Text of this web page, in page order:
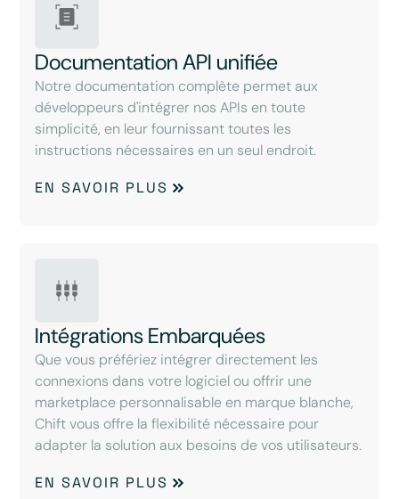
Documentation API unifiée
Notre documentation complète permet aux
développeurs d'intégrer nos APIs en toute
simplicité, en leur fournissant toutes les
instructions nécessaires en un seul endroit.
EN SAVOIR PLUS
Intégrations Embarquées
Que vous préfériez intégrer directement les
connexions dans votre logiciel ou offrir une
marketplace personnalisable en marque blanche,
Chift vous offre la flexibilité nécessaire pour
adapter la solution aux besoins de vos utilisateurs.
EN SAVOIR PLUS